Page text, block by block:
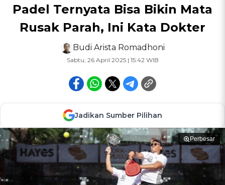
Padel Ternyata Bisa Bikin Mata
Rusak Parah, Ini Kata Dokter
Budi Arista Romadhoni
Sabtu, 26 April 2025 | 15:42 WIB
Jadikan Sumber Pilihan
Perbesar